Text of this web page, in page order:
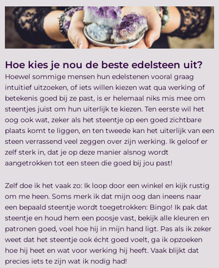
Hoe kies je nou de beste edelsteen uit?
Hoewel sommige mensen hun edelstenen vooral graag
intuïtief uitzoeken, of iets willen kiezen wat qua werking of
betekenis goed bij ze past, is er helemaal niks mis mee om
steentjes juist om hun uiterlijk te kiezen. Ten eerste wil het
oog ook wat, zeker als het steentje op een goed zichtbare
plaats komt te liggen, en ten tweede kan het uiterlijk van een
steen verrassend veel zeggen over zijn werking. Ik geloof er
zelf sterk in, dat je op deze manier alsnog wordt
aangetrokken tot een steen die goed bij jou past!
Zelf doe ik het vaak zo: Ik loop door een winkel en kijk rustig
om me heen. Soms merk ik dat mijn oog dan ineens naar
een bepaald steentje wordt toegetrokken: Bingo! Ik pak dat
steentje en houd hem een poosje vast, bekijk alle kleuren en
patronen goed, voel hoe hij in mijn hand ligt. Pas als ik zeker
weet dat het steentje ook écht goed voelt, ga ik opzoeken
hoe hij heet en wat voor werking hij heeft. Vaak blijkt dat
precies iets te zijn wat ik nodig had!